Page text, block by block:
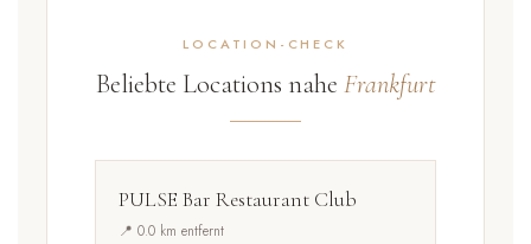
LOCATION-CHECK
Beliebte Locations nahe Frankfurt
PULSE Bar Restaurant Club
📍 0.0 km entfernt